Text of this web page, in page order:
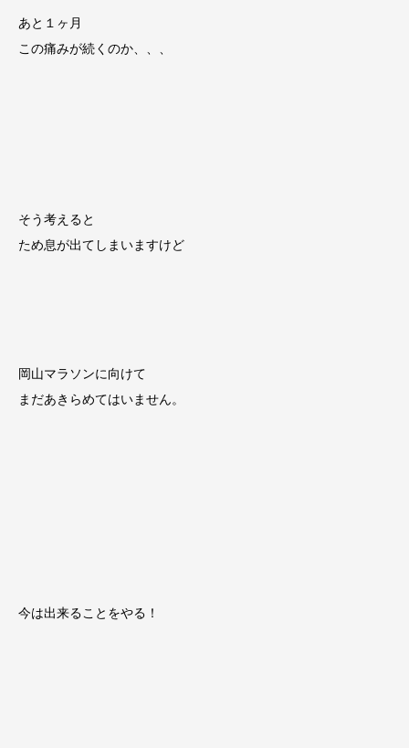
あと１ヶ月
この痛みが続くのか、、、
そう考えると
ため息が出てしまいますけど
岡山マラソンに向けて
まだあきらめてはいません。
今は出来ることをやる！